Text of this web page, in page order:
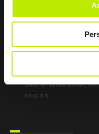
Dou o meu
dados para fins de
comunicações
sms e newsletter,
sociais